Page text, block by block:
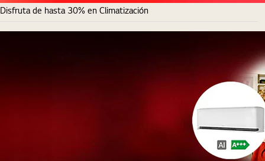
Disfruta de hasta 30% en Climatización